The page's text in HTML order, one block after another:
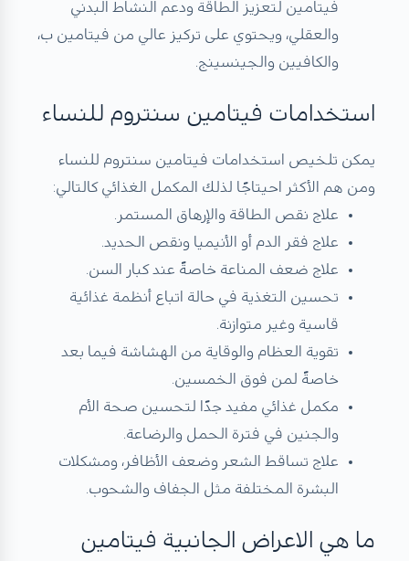
فيتامين لتعزيز الطاقة ودعم النشاط البدني
والعقلي، ويحتوي على تركيز عالي من فيتامين ب،
والكافيين والجينسينج.
استخدامات فيتامين سنتروم للنساء
يمكن تلخيص استخدامات فيتامين سنتروم للنساء
ومن هم الأكثر احيتاجًا لذلك المكمل الغذائي كالتالي:
علاج نقص الطاقة والإرهاق المستمر.
علاج فقر الدم أو الأنيميا ونقص الحديد.
علاج ضعف المناعة خاصةً عند كبار السن.
تحسين التغذية في حالة اتباع أنظمة غذائية
قاسية وغير متوازنة.
تقوية العظام والوقاية من الهشاشة فيما بعد
خاصةً لمن فوق الخمسين.
مكمل غذائي مفيد جدًا لتحسين صحة الأم
والجنين في فترة الحمل والرضاعة.
علاج تساقط الشعر وضعف الأظافر، ومشكلات
البشرة المختلفة مثل الجفاف والشحوب.
ما هي الاعراض الجانبية فيتامين